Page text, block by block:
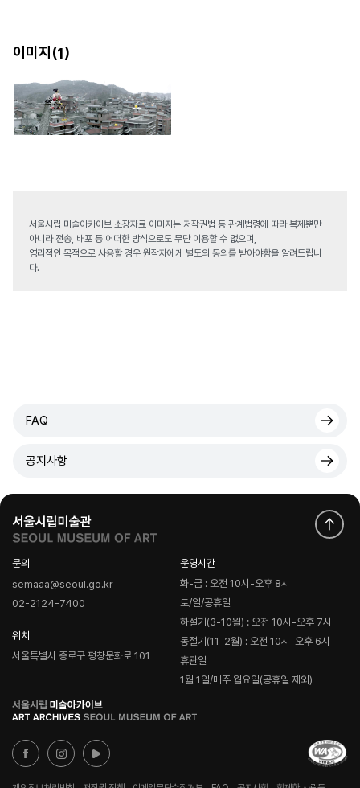
이미지(1)
서울시립 미술아카이브 소장자료 이미지는 저작권법 등 관계법령에 따라 복제뿐만
아니라 전송, 배포 등 어떠한 방식으로도 무단 이용할 수 없으며,
영리적인 목적으로 사용할 경우 원작자에게 별도의 동의를 받아야함을 알려드립니
다.
FAQ
공지사항
문의
semaaa@seoul.go.kr
02-2124-7400
위치
서울특별시 종로구 평창문화로 101
운영시간
화-금 : 오전 10시-오후 8시
토/일/공휴일
하절기(3-10월) : 오전 10시-오후 7시
동절기(11-2월) : 오전 10시-오후 6시
휴관일
1월 1일/매주 월요일(공휴일 제외)
로
고